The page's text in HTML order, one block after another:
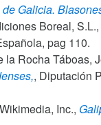
Galicia.
Boreal, S.L.,
pag 110.
la Rocha Táboas,
, Diputación
Inc.,